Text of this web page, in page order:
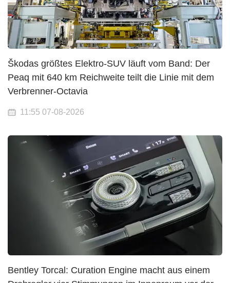
Škodas größtes Elektro-SUV läuft vom Band: Der
Peaq mit 640 km Reichweite teilt die Linie mit dem
Verbrenner-Octavia
11:55 07-08-2026
Bentley Torcal: Curation Engine macht aus einem